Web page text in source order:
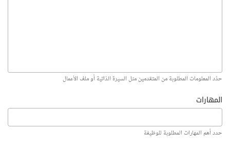
حدّد المعلومات المطلوبة من المتقدمين مثل السيرة الذاتية أو ملف الأعمال
المهارات
حدد أهم المهارات المطلوبة للوظيفة